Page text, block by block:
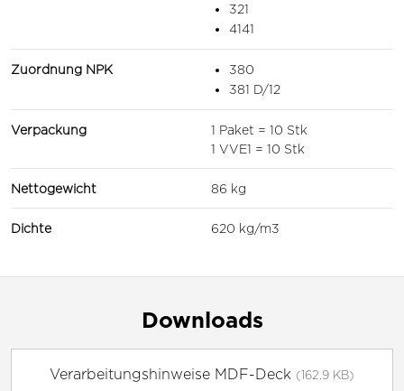
321
4141
Zuordnung NPK
380
381 D/12
Verpackung
1 Paket = 10 Stk
1 VVE1 = 10 Stk
Nettogewicht 86 kg
Dichte 620 kg/m3
Downloads
Verarbeitungshinweise MDF-Deck (162.9 KB)